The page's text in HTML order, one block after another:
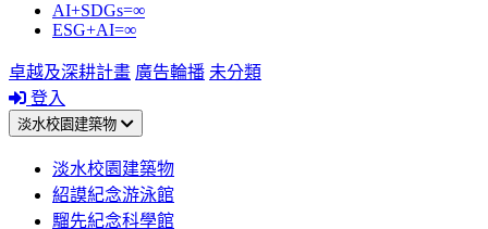
AI+SDGs=∞
ESG+AI=∞
卓越及深耕計畫 廣告輪播 未分類
登入
淡水校園建築物
淡水校園建築物
紹謨紀念游泳館
騮先紀念科學館